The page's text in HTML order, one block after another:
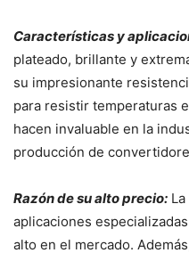
Características y
plateado, brillante y
su impresionante
para resistir temperaturas
hacen invaluable en la
producción de
Razón de su alto precio:
aplicaciones
alto en el mercado.